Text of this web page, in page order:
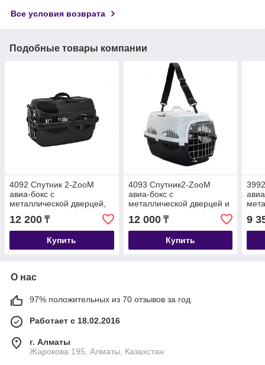
Все условия возврата
Подобные товары компании
4092 Спутник 2-ZooM
авиа-бокс с
металлической дверцей,
33*49*32см, цвета по
наличию
12 200 ₸
Купить
4093 Спутник2-ZooM
авиа-бокс с
металлической дверцей и
плечевым ремнем,
33*49*32см, цвета по
наличию
12 000₸
Купить
9
О нас
97% положительных из 70 отзывов за год
Работает с 18.02.2016
г. Алматы
Жарокова 195, Алматы, Казахстан